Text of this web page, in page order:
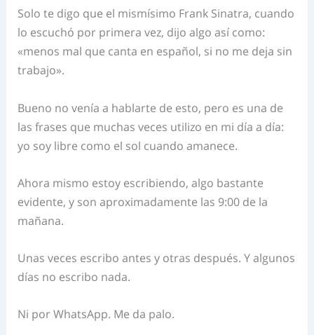
Solo te digo que el mismísimo Frank Sinatra, cuando
lo escuchó por primera vez, dijo algo así como:
«menos mal que canta en español, si no me deja sin
trabajo».
Bueno no venía a hablarte de esto, pero es una de
las frases que muchas veces utilizo en mi día a día:
yo soy libre como el sol cuando amanece.
Ahora mismo estoy escribiendo, algo bastante
evidente, y son aproximadamente las 9:00 de la
mañana.
Unas veces escribo antes y otras después. Y algunos
días no escribo nada.
Ni por WhatsApp. Me da palo.